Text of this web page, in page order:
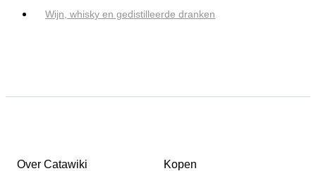
Wijn, whisky en gedistilleerde dranken
Over Catawiki Kopen